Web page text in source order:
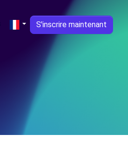
S'inscrire maintenant